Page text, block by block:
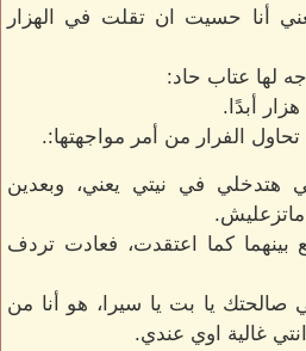
أنا حسيت ان تقلت في الهزار
لها عتاب حاد:
أبدًا.
الفرار من أمر مواجهتها:.
هتدخلي في نيتي يعني، وبعدين
كما اعتقدت، فعادت تردف
يا بت يا سيرا، هو أنا من
غالية اوي عندي.